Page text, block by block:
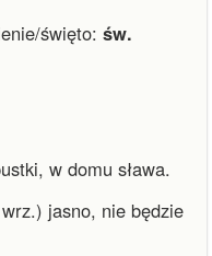
święto: św.
w domu sława.
jasno, nie będzie